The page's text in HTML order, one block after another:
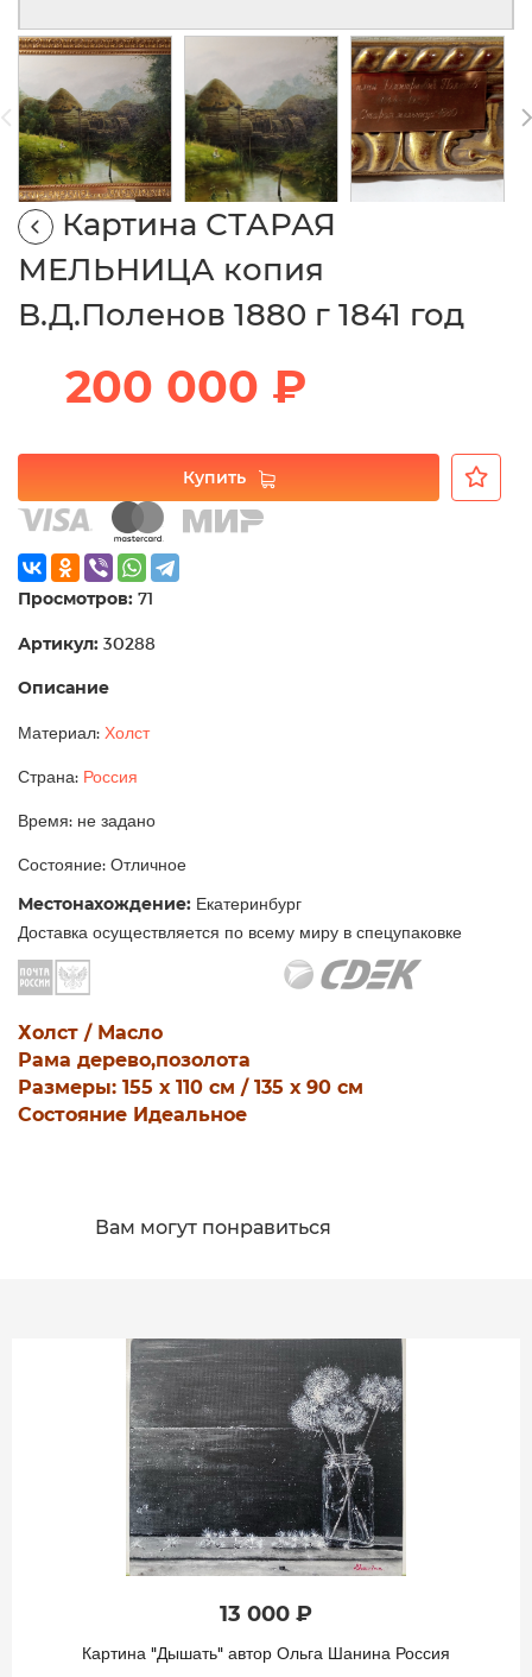
Картина СТАРАЯ
МЕЛЬНИЦА копия
В.Д.Поленов 1880 г 1841 год
200 000 ₽
Купить
Просмотров: 71
Артикул: 30288
Описание
Материал: Холст
Страна: Россия
Время: не задано
Состояние: Отличное
Местонахождение: Екатеринбург
Доставка осуществляется по всему миру в спецупаковке
Холст / Масло
Рама дерево,позолота
Размеры: 155 х 110 см / 135 х 90 см
Состояние Идеальное
Вам могут понравиться
13 000 ₽
Картина "Дышать" автор Ольга Шанина Россия